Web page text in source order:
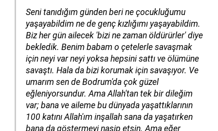
Seni tanıdığım günden beri ne çocukluğumu
yaşayabildim ne de genç kızlığımı yaşayabildim.
Biz her gün ailecek 'bizi ne zaman öldürürler' diye
bekledik. Benim babam o çetelerle savaşmak
için neyi var neyi yoksa hepsini sattı ve ölümüne
savaştı. Hala da bizi korumak için savaşıyor. Ve
umarım sen de Bodrum'da çok güzel
eğleniyorsundur. Ama Allah'tan tek bir dileğim
var; bana ve aileme bu dünyada yaşattıklarının
100 katını Allah'ım inşallah sana da yaşatırken
bana da göstermeyi nasip etsin. Ama eğer